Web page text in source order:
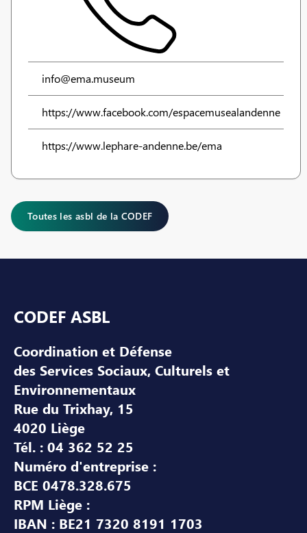
info@ema.museum
https://www.facebook.com/espacemusealandenne
https://www.lephare-andenne.be/ema
Toutes les asbl de la CODEF
CODEF ASBL
Coordination et Défense
des Services Sociaux, Culturels et
Environnementaux
Rue du Trixhay, 15
4020 Liège
Tél. : 04 362 52 25
Numéro d'entreprise :
BCE 0478.328.675
RPM Liège :
IBAN : BE21 7320 8191 1703